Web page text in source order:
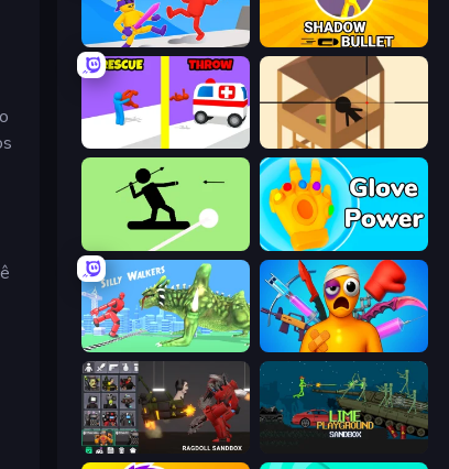
Ragdoll Ninja: Imposter Hero Shadow Bullet
Rescue Throw Elite Sniper
The Spear Stickman Glove Power
Silly Walkers Fun Ragdoll Challenge!
Last Play: Ragdoll Sandbox